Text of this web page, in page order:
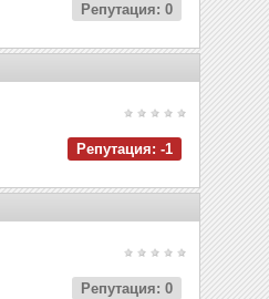
Репутация: 0
Репутация: -1
Репутация: 0